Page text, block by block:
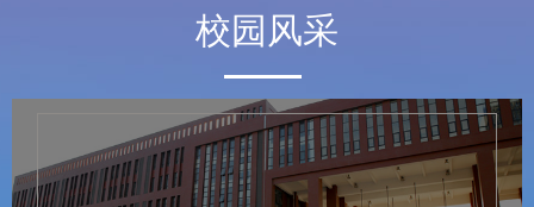
校园风采